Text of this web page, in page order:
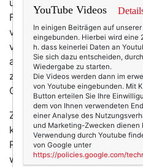
unverzichtbaren Texterella-
Fotografin Martinas
verdanken, dass diese
viel mehr Fotos zu sehen
außerdem, jedes Jahr
zu besuchen. Weil … weil
Grund.
Zwei, drei Jahre hat das
kam Corona … und schon
Routine perdu. Und ist man
wird’s schwierig wieder
YouTube Videos
In einigen Beiträgen auf
eingebunden. Hierbei wird eine
h. dass keinerlei Daten an
Sie sich dazu entscheiden,
Wiedergabe zu starten.
Die Videos werden dann im
von Youtube eingebunden. Mit
Button erteilen Sie Ihre
dem von Ihnen verwendeten
einer Analyse des
und Marketing-Zwecken dienen
Verwendung durch Youtube
von Google unter
https://policies.google.com/